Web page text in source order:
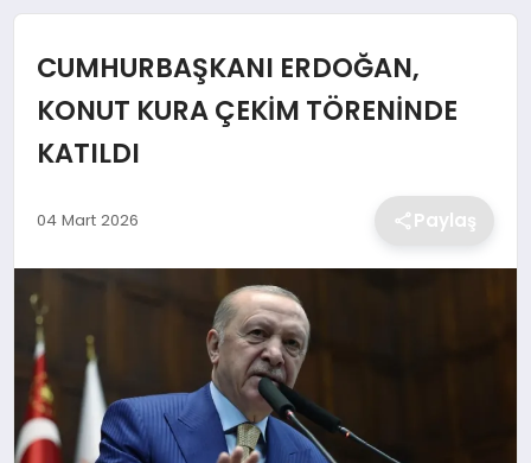
DÜNYA
SİYASET
MAGAZİN
TEKNOLOJİ
SAĞLIK
CUMHURBAŞKANI ERDOĞAN,
KONUT KURA ÇEKİM TÖRENİNDE
KATILDI
04 Mart 2026 Paylaş